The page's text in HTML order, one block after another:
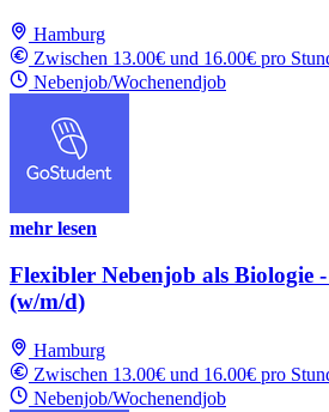
Hamburg
Zwischen 13.00€ und 16.00€ pro
Nebenjob/Wochenendjob
mehr lesen
Flexibler Nebenjob als Biologie
(w/m/d)
Hamburg
Zwischen 13.00€ und 16.00€ pro
Nebenjob/Wochenendjob